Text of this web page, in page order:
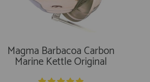
Magma Barbacoa Carbon
Marine Kettle Original